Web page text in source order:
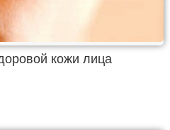
кожи лица